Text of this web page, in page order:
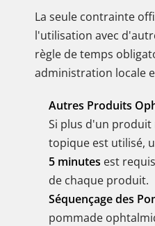
La seule contrainte
l'utilisation avec
règle de temps
administration locale
Autres Produits
Si plus d'un
topique est utilisé,
5 minutes est
de chaque produit.
Séquençage des
pommade